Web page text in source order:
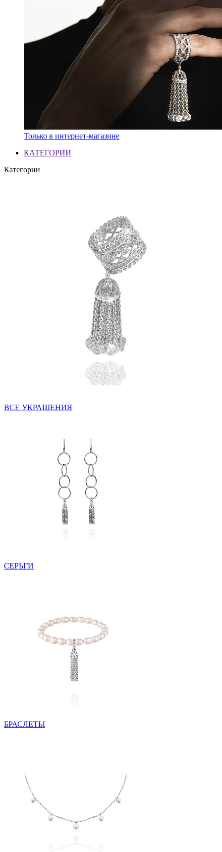
Только в интернет-магазине
КАТЕГОРИИ
Категории
ВСЕ УКРАШЕНИЯ
СЕРЬГИ
БРАСЛЕТЫ